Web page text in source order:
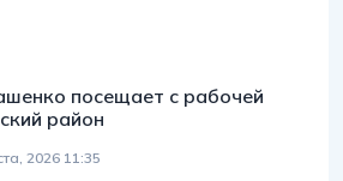
посещает с рабочей
район
2026 11:35